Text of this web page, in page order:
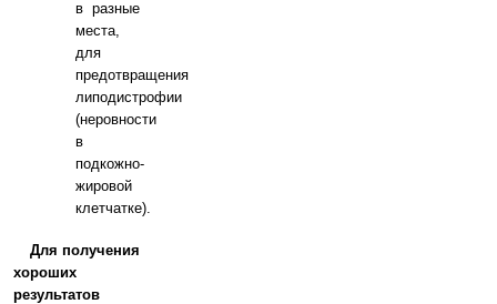
в разные
места,
для
предотвращения
липодистрофии
(неровности
в
подкожно-
жировой
клетчатке).
Для получения
хороших
результатов